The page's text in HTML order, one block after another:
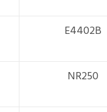
E4402B
NR250